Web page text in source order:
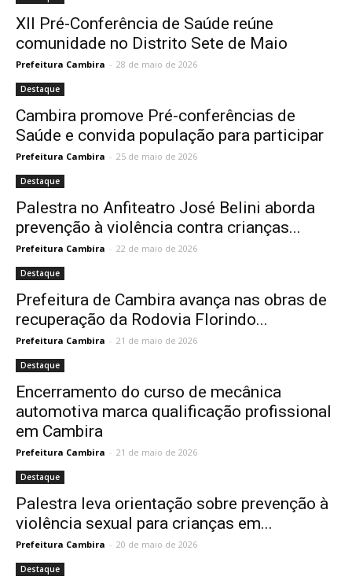
XII Pré-Conferência de Saúde reúne
comunidade no Distrito Sete de Maio
Prefeitura Cambira - 28 de maio de 2026
Destaque
Cambira promove Pré-conferências de
Saúde e convida população para participar
Prefeitura Cambira - 25 de maio de 2026
Destaque
Palestra no Anfiteatro José Belini aborda
prevenção à violência contra crianças...
Prefeitura Cambira - 22 de maio de 2026
Destaque
Prefeitura de Cambira avança nas obras de
recuperação da Rodovia Florindo...
Prefeitura Cambira - 21 de maio de 2026
Destaque
Encerramento do curso de mecânica
automotiva marca qualificação profissional
em Cambira
Prefeitura Cambira - 21 de maio de 2026
Destaque
Palestra leva orientação sobre prevenção à
violência sexual para crianças em...
Prefeitura Cambira - 20 de maio de 2026
Destaque